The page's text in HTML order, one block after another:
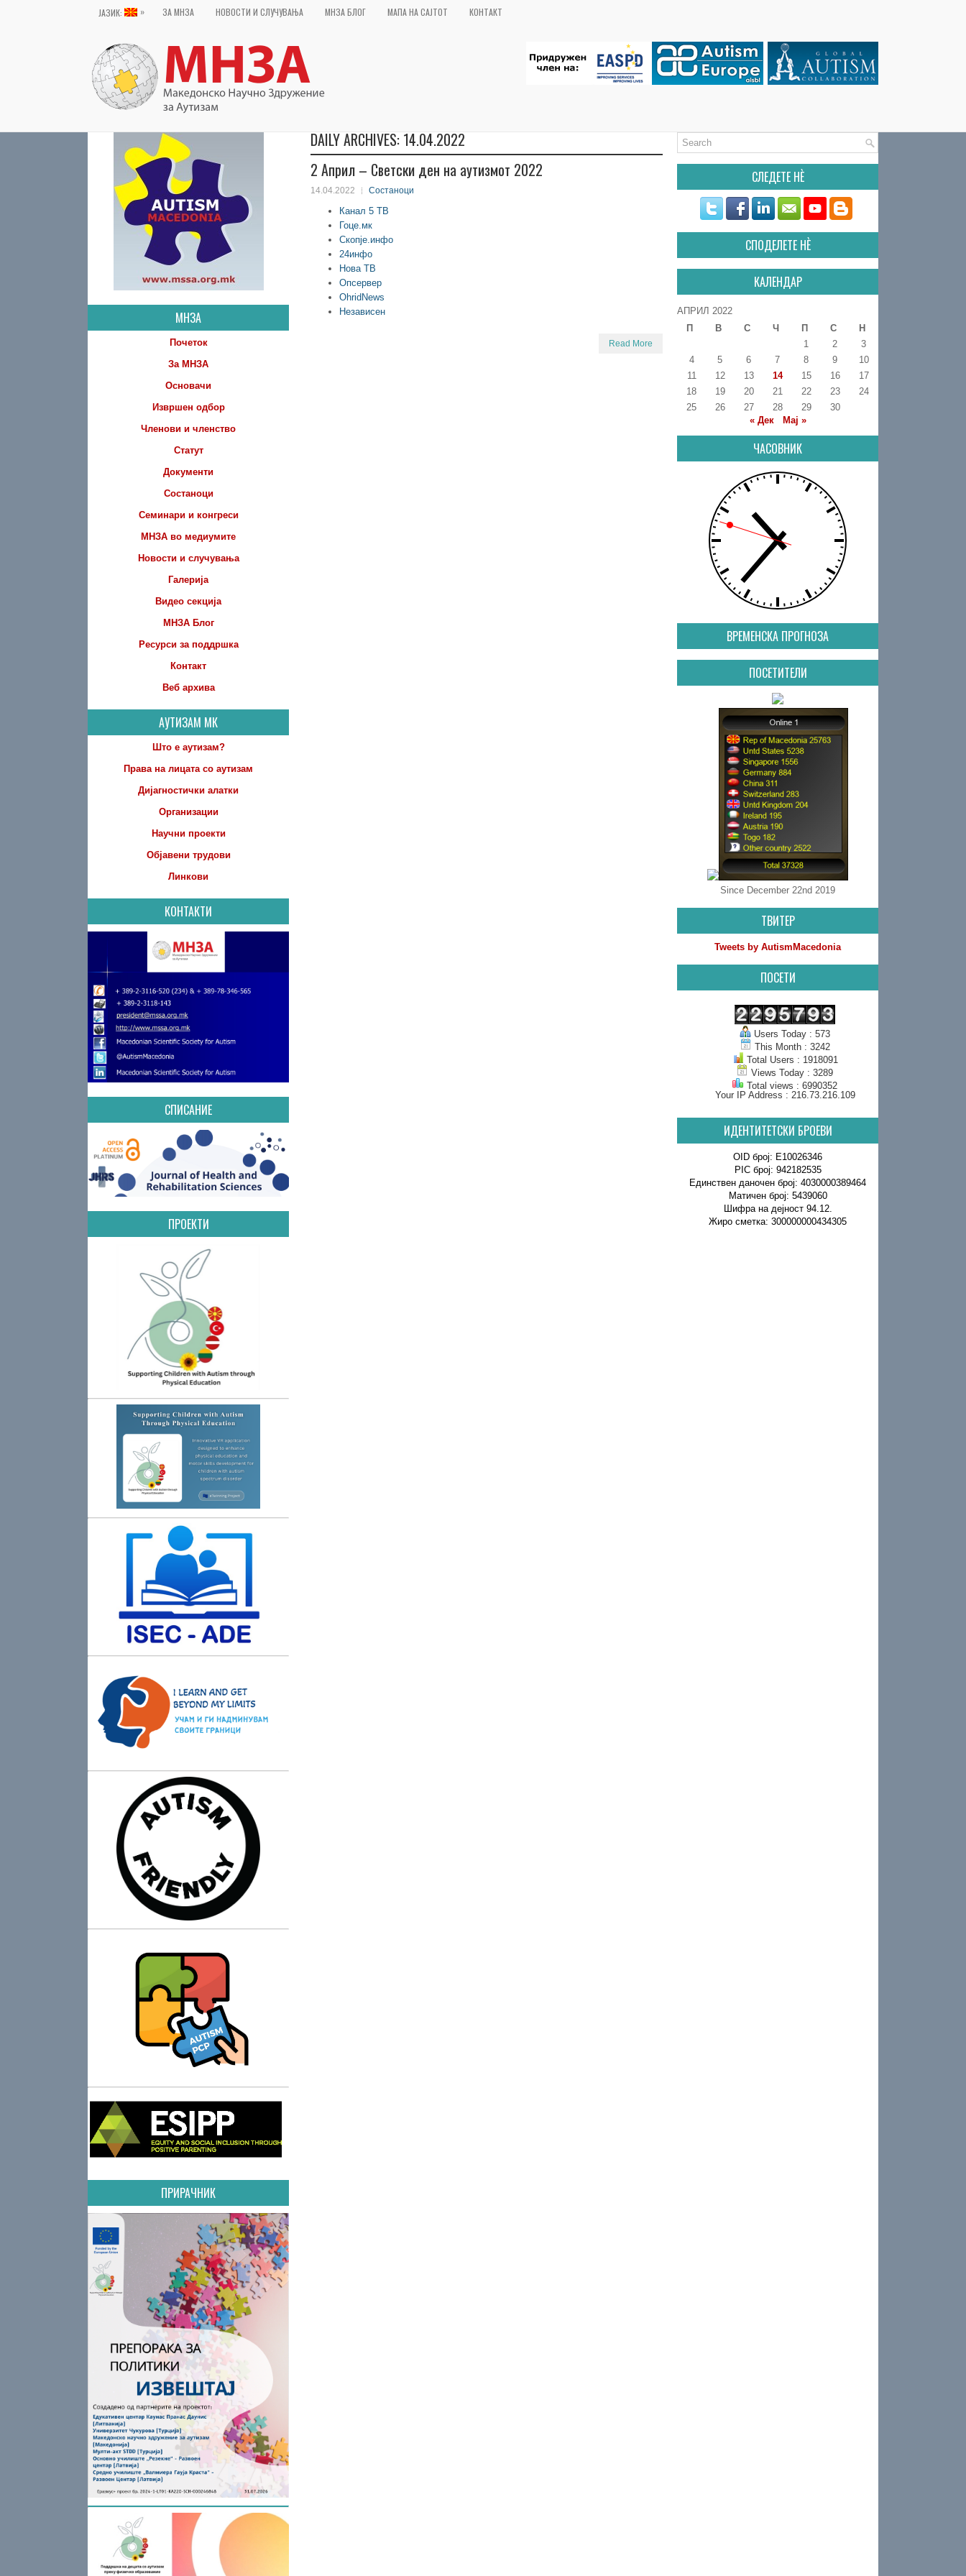
ЈАЗИК: » ЗА МНЗА НОВОСТИ И СЛУЧУВАЊА МНЗА БЛОГ МАПА НА САЈТОТ КОНТАКТ
DAILY ARCHIVES: 14.04.2022
2 Април – Светски ден на аутизмот 2022
14.04.2022 Состаноци
Канал 5 ТВ
Гоце.мк
Скопје.инфо
24инфо
Нова ТВ
Опсервер
OhridNews
Независен
Read More
МНЗА
Почеток
За МНЗА
Основачи
Извршен одбор
Членови и членство
Статут
Документи
Состаноци
Семинари и конгреси
МНЗА во медиумите
Новости и случувања
Галерија
Видео секција
МНЗА Блог
Ресурси за поддршка
Контакт
Веб архива
АУТИЗАМ МК
Што е аутизам?
Права на лицата со аутизам
Дијагностички алатки
Организации
Научни проекти
Објавени трудови
Линкови
КОНТАКТИ
СПИСАНИЕ
ПРОЕКТИ
ПРИРАЧНИК
СЛЕДЕТЕ НÈ
СПОДЕЛЕТЕ НÈ
КАЛЕНДАР
АПРИЛ 2022
П
В С Ч П С
Н
1
2
3
4
5 6 7 8 9
10
11
12 13 14 15 16
17
18
19 20 21 22 23
24
25
26 27 28 29
30
« Дек
Мај »
ЧАСОВНИК
ВРЕМЕНСКА ПРОГНОЗА
ПОСЕТИТЕЛИ
Since December 22nd 2019
ТВИТЕР
Tweets by AutismMacedonia
ПОСЕТИ
Users Today : 573
This Month : 3242
Total Users : 1918091
Views Today : 3289
Total views : 6990352
Your IP Address : 216.73.216.109
ИДЕНТИТЕТСКИ БРОЕВИ
OID број: E10026346
PIC број: 942182535
Единствен даночен број: 4030000389464
Матичен број: 5439060
Шифра на дејност 94.12.
Жиро сметка: 300000000434305